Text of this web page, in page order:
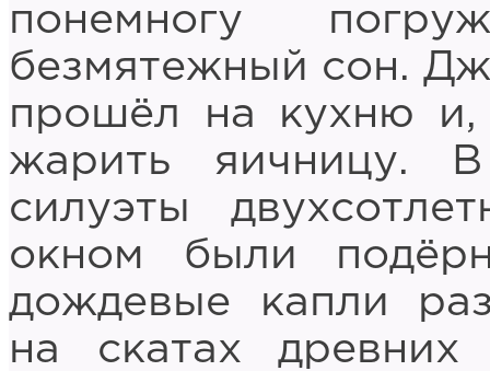
понемногу
безмятежный сон.
прошёл на кухню и,
жарить яичницу.
силуэты
окном были
дождевые капли
на скатах